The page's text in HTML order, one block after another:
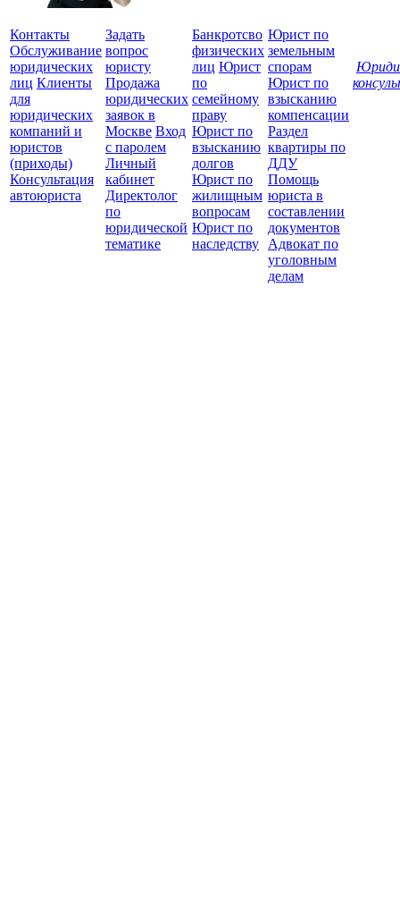
Контакты
Обслуживание
юридических
лиц Клиенты
для
юридических
компаний и
юристов
(приходы)
Консультация
автоюриста
Задать
вопрос
юристу
Продажа
юридических
заявок в
Москве Вход
с паролем
Личный
кабинет
Директолог
по
юридической
тематике
Банкротсво
физических
лиц Юрист
по
семейному
праву
Юрист по
взысканию
долгов
Юрист по
жилищным
вопросам
Юрист по
наследству
Юрист по
земельным
спорам
Юрист по
взысканию
компенсации
Раздел
квартиры по
ДДУ
Помощь
юриста в
составлении
документов
Адвокат по
уголовным
делам